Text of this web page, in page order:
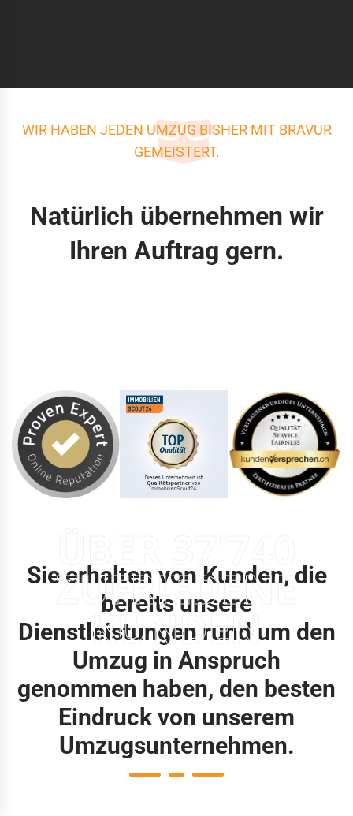
WIR HABEN JEDEN UMZUG BISHER MIT BRAVUR
GEMEISTERT.
Natürlich übernehmen wir
Ihren Auftrag gern.
ZUFRIEDENE
KUNDEN
Sie erhalten von Kunden, die
bereits unsere
Dienstleistungen rund um den
Umzug in Anspruch
genommen haben, den besten
Eindruck von unserem
Umzugsunternehmen.